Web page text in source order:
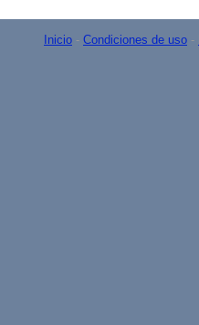
Inicio - Condiciones de uso -